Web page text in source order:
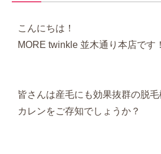
こんにちは！
MORE twinkle 並木通り本店です！
皆さんは産毛にも効果抜群の脱
カレンをご存知でしょうか？